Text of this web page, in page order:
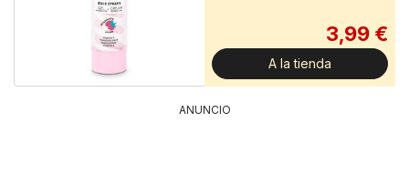
3,99 €
A la tienda
ANUNCIO